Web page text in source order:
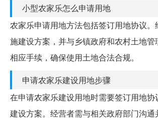
小型农家乐怎么申请用地
农家乐申请用地方法包括签订用地协议。
施建设方案，并与乡镇政府和农村土地管
相应手续，确保使用土地合法合规。
申请农家乐建设用地步骤
在申请农家乐建设用地时需要签订用地
建设方案。经营者需与相关政府部门沟通